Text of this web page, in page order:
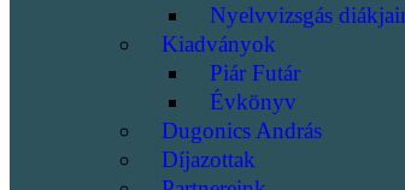
Nyelvvizsgás
Kiadványok
Piár Futár
Évkönyv
Dugonics András
Díjazottak